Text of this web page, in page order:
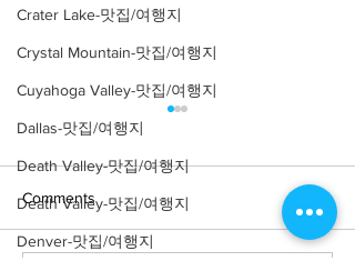
Crater Lake-맛집/여행지
Crystal Mountain-맛집/여행지
Cuyahoga Valley-맛집/여행지
Dallas-맛집/여행지
Death Valley-맛집/여행지
Death Valley-맛집/여행지
Denver-맛집/여행지
Comments